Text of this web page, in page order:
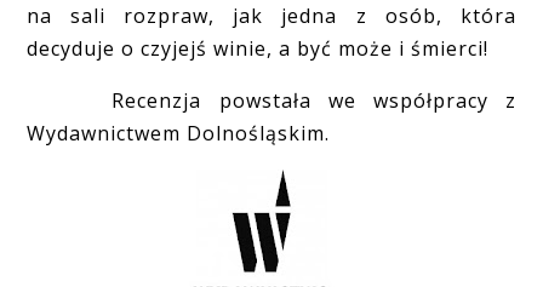
na sali rozpraw, jak jedna z osób, która
decyduje o czyjejś winie, a być może i śmierci!
Recenzja powstała we współpracy z
Wydawnictwem Dolnośląskim.